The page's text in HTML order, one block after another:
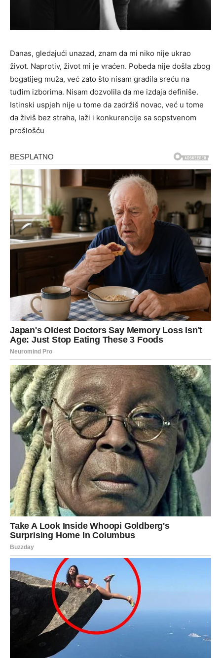
Danas, gledajući unazad, znam da mi niko nije ukrao
život. Naprotiv, život mi je vraćen. Pobeda nije došla zbog
bogatijeg muža, već zato što nisam gradila sreću na
tuđim izborima. Nisam dozvolila da me izdaja definiše.
Istinski uspjeh nije u tome da zadržiš novac, već u tome
da živiš bez straha, laži i konkurencije sa sopstvenom
prošlošću